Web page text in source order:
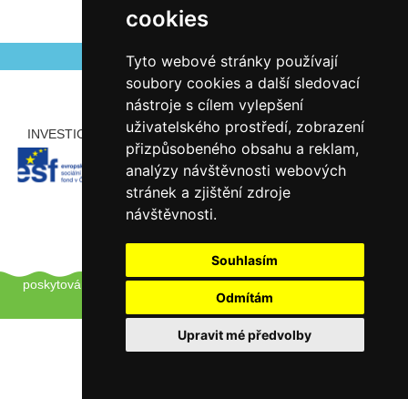
cookies
Tyto webové stránky používají
soubory cookies a další sledovací
nástroje s cílem vylepšení
uživatelského prostředí, zobrazení
přizpůsobeného obsahu a reklam,
analýzy návštěvnosti webových
stránek a zjištění zdroje
návštěvnosti.
Souhlasím
Odmítám
Upravit mé předvolby
Autor Antonín Šerý
INVESTICE ROZVOJE DO VZDĚLÁVÁNÍ PARTNEŘI
Copyright © 2012 - 2026 ZŠ Šlapanice, Tento web používá k
poskytování služeb a analýze návštěvnosti soubory cookie.
úpravu převolby klikněte zde.